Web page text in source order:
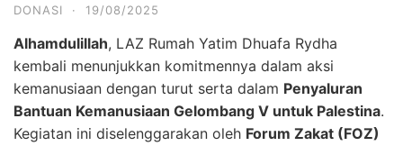
DONASI
· 19/08/2025
Alhamdulillah, LAZ Rumah Yatim Dhuafa Rydha
kembali menunjukkan komitmennya dalam aksi
kemanusiaan dengan turut serta dalam Penyaluran
Bantuan Kemanusiaan Gelombang V untuk Palestina.
Kegiatan ini diselenggarakan oleh Forum Zakat (FOZ)